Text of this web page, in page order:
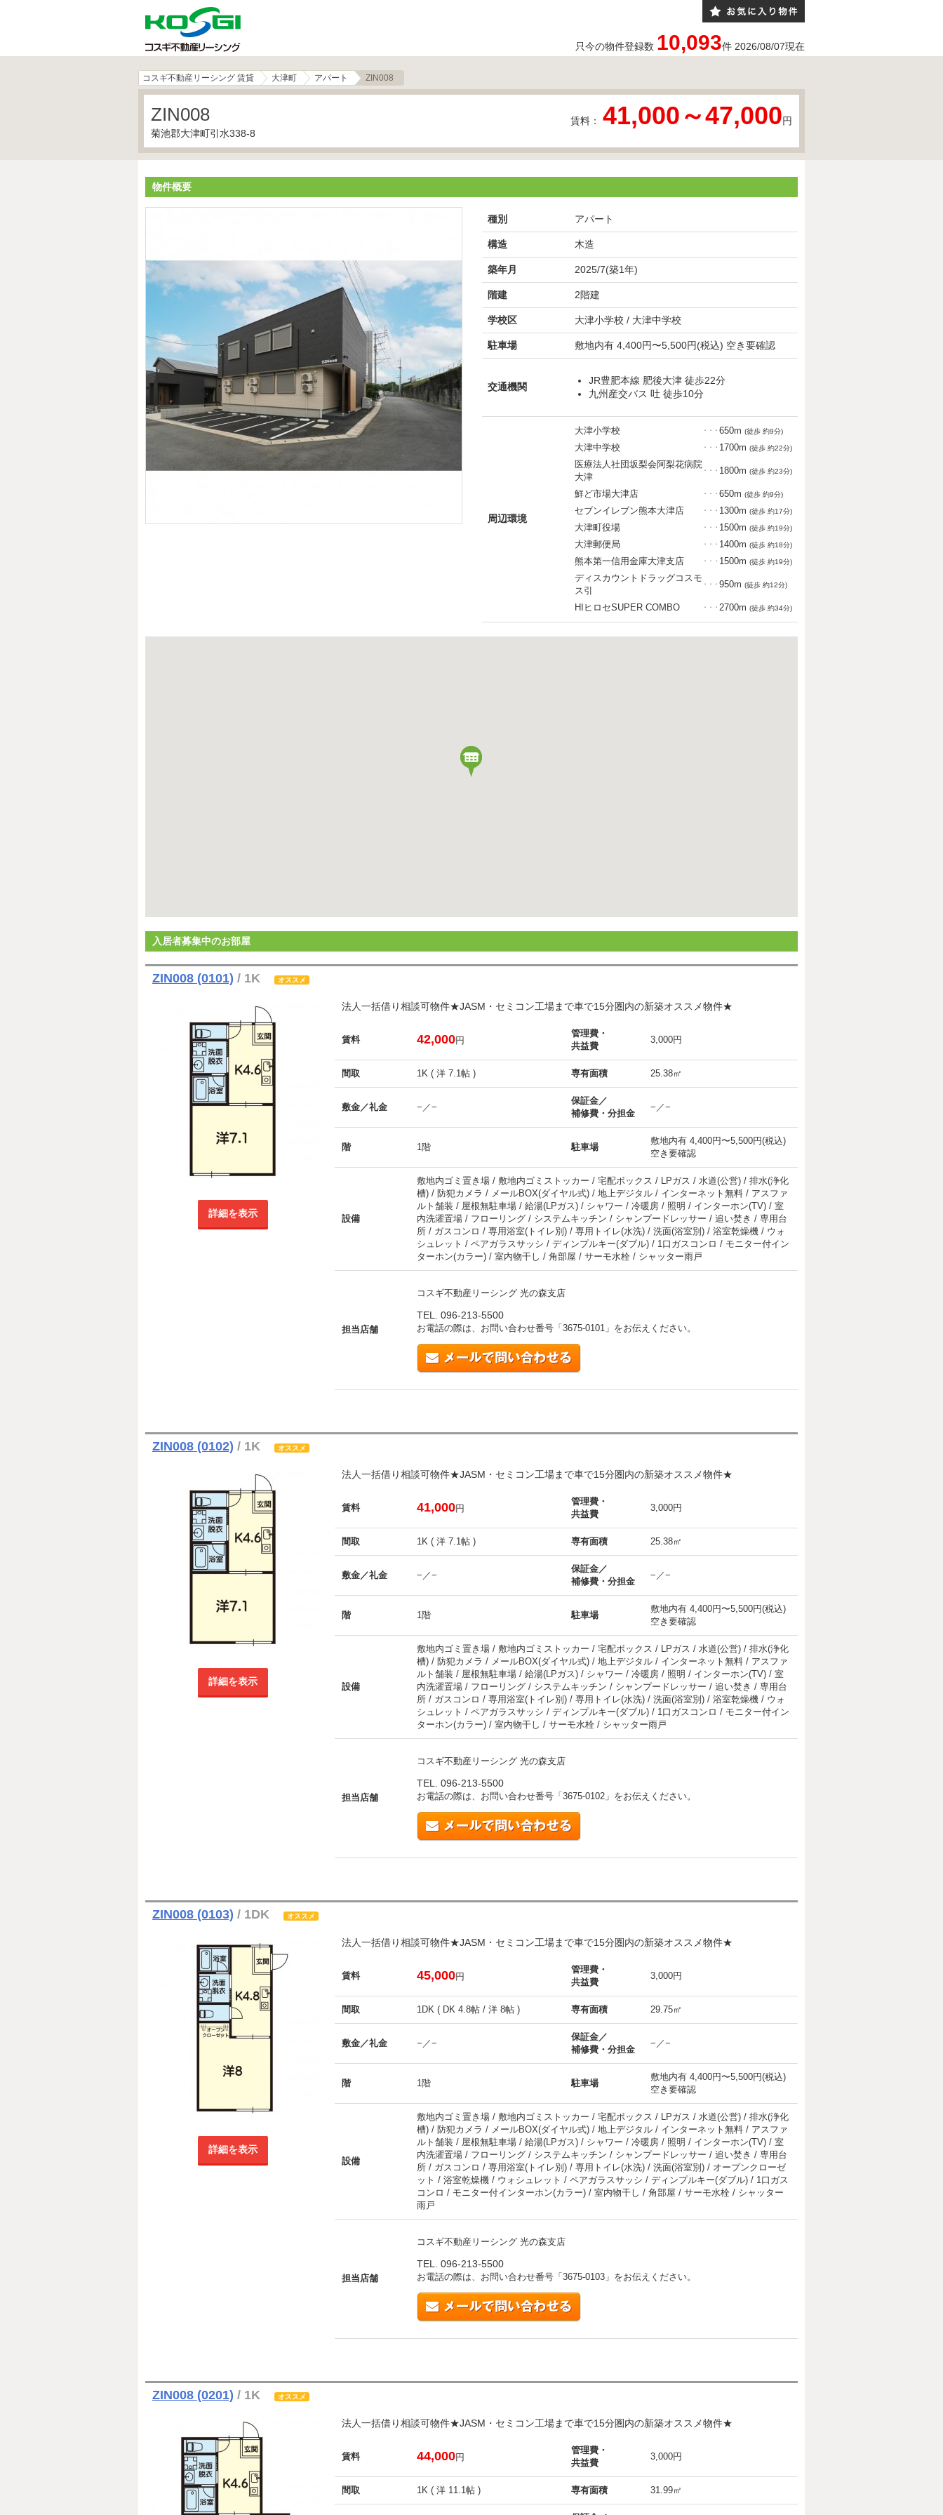
只今の物件登録数 10,093件 2026/08/07現在
コスギ不動産リーシング 賃貸 大津町 アパート ZIN008
ZIN008
菊池郡大津町引水338-8
賃料： 41,000～47,000円
物件概要
種別 アパート
構造 木造
築年月 2025/7(築1年)
階建 2階建
学校区 大津小学校 / 大津中学校
駐車場 敷地内有 4,400円〜5,500円(税込) 空き要確認
交通機関
JR豊肥本線 肥後大津 徒歩22分
九州産交バス 吐 徒歩10分
周辺環境
大津小学校 ・・・ 650m (徒歩 約9分)
大津中学校 ・・・ 1700m (徒歩 約22分)
医療法人社団坂梨会阿梨花病院
大津
・・・ 1800m (徒歩 約23分)
鮮ど市場大津店 ・・・ 650m (徒歩 約9分)
セブンイレブン熊本大津店 ・・・ 1300m (徒歩 約17分)
大津町役場 ・・・ 1500m (徒歩 約19分)
大津郵便局 ・・・ 1400m (徒歩 約18分)
熊本第一信用金庫大津支店 ・・・ 1500m (徒歩 約19分)
ディスカウントドラッグコスモ
ス引
・・・ 950m (徒歩 約12分)
HIヒロセSUPER COMBO ・・・ 2700m (徒歩 約34分)
入居者募集中のお部屋
ZIN008 (0101) / 1K オススメ
詳細を表示
法人一括借り相談可物件★JASM・セミコン工場まで車で15分圏内の新築オススメ物件★
賃料 42,000円
管理費・
共益費
3,000円
間取 1K ( 洋 7.1帖 ) 専有面積 25.38㎡
敷金／礼金 −／−
保証金／
補修費・分担金
−／−
階 1階 駐車場
敷地内有 4,400円〜5,500円(税込)
空き要確認
設備
敷地内ゴミ置き場 / 敷地内ゴミストッカー / 宅配ボックス / LPガス / 水道(公営) / 排水(浄化
槽) / 防犯カメラ / メールBOX(ダイヤル式) / 地上デジタル / インターネット無料 / アスファ
ルト舗装 / 屋根無駐車場 / 給湯(LPガス) / シャワー / 冷暖房 / 照明 / インターホン(TV) / 室
内洗濯置場 / フローリング / システムキッチン / シャンプードレッサー / 追い焚き / 専用台
所 / ガスコンロ / 専用浴室(トイレ別) / 専用トイレ(水洗) / 洗面(浴室別) / 浴室乾燥機 / ウォ
シュレット / ペアガラスサッシ / ディンプルキー(ダブル) / 1口ガスコンロ / モニター付イン
ターホン(カラー) / 室内物干し / 角部屋 / サーモ水栓 / シャッター雨戸
担当店舗
コスギ不動産リーシング 光の森支店
TEL. 096-213-5500
お電話の際は、お問い合わせ番号「 3675-0101 」をお伝えください。
ZIN008 (0102) / 1K オススメ
詳細を表示
法人一括借り相談可物件★JASM・セミコン工場まで車で15分圏内の新築オススメ物件★
賃料 41,000円
管理費・
共益費
3,000円
間取 1K ( 洋 7.1帖 ) 専有面積 25.38㎡
敷金／礼金 −／−
保証金／
補修費・分担金
−／−
階 1階 駐車場
敷地内有 4,400円〜5,500円(税込)
空き要確認
設備
敷地内ゴミ置き場 / 敷地内ゴミストッカー / 宅配ボックス / LPガス / 水道(公営) / 排水(浄化
槽) / 防犯カメラ / メールBOX(ダイヤル式) / 地上デジタル / インターネット無料 / アスファ
ルト舗装 / 屋根無駐車場 / 給湯(LPガス) / シャワー / 冷暖房 / 照明 / インターホン(TV) / 室
内洗濯置場 / フローリング / システムキッチン / シャンプードレッサー / 追い焚き / 専用台
所 / ガスコンロ / 専用浴室(トイレ別) / 専用トイレ(水洗) / 洗面(浴室別) / 浴室乾燥機 / ウォ
シュレット / ペアガラスサッシ / ディンプルキー(ダブル) / 1口ガスコンロ / モニター付イン
ターホン(カラー) / 室内物干し / サーモ水栓 / シャッター雨戸
担当店舗
コスギ不動産リーシング 光の森支店
TEL. 096-213-5500
お電話の際は、お問い合わせ番号「 3675-0102 」をお伝えください。
ZIN008 (0103) / 1DK オススメ
詳細を表示
法人一括借り相談可物件★JASM・セミコン工場まで車で15分圏内の新築オススメ物件★
賃料 45,000円
管理費・
共益費
3,000円
間取 1DK ( DK 4.8帖 / 洋 8帖 ) 専有面積 29.75㎡
敷金／礼金 −／−
保証金／
補修費・分担金
−／−
階 1階 駐車場
敷地内有 4,400円〜5,500円(税込)
空き要確認
設備
敷地内ゴミ置き場 / 敷地内ゴミストッカー / 宅配ボックス / LPガス / 水道(公営) / 排水(浄化
槽) / 防犯カメラ / メールBOX(ダイヤル式) / 地上デジタル / インターネット無料 / アスファ
ルト舗装 / 屋根無駐車場 / 給湯(LPガス) / シャワー / 冷暖房 / 照明 / インターホン(TV) / 室
内洗濯置場 / フローリング / システムキッチン / シャンプードレッサー / 追い焚き / 専用台
所 / ガスコンロ / 専用浴室(トイレ別) / 専用トイレ(水洗) / 洗面(浴室別) / オープンクローゼ
ット / 浴室乾燥機 / ウォシュレット / ペアガラスサッシ / ディンプルキー(ダブル) / 1口ガス
コンロ / モニター付インターホン(カラー) / 室内物干し / 角部屋 / サーモ水栓 / シャッター
雨戸
担当店舗
コスギ不動産リーシング 光の森支店
TEL. 096-213-5500
お電話の際は、お問い合わせ番号「 3675-0103 」をお伝えください。
ZIN008 (0201) / 1K オススメ
法人一括借り相談可物件★JASM・セミコン工場まで車で15分圏内の新築オススメ物件★
賃料 44,000円
管理費・
共益費
3,000円
間取 1K ( 洋 11.1帖 ) 専有面積 31.99㎡